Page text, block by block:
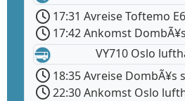
17:31 Avreise Toftemo E6
17:42 Ankomst
VY710 Oslo
18:35 Avreise DombÃ¥s
22:30 Ankomst Oslo